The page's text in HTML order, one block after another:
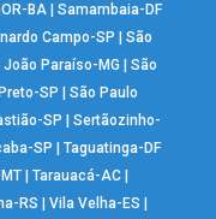
BA| Samambaia-DF
Campo-SP |São
João Paraíso-MG |São
SP |São Paulo
SP |Sertãozinho-
SP |Taguatinga-DF
| Tarauacá-AC|
RS |Vila Velha-ES